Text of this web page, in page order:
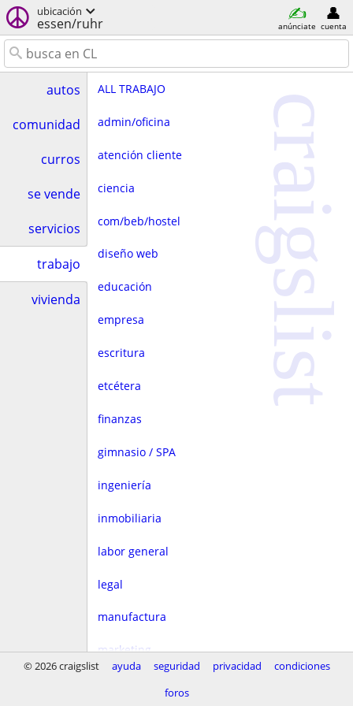
ubicación
essen/ruhr anúnciate cuenta
autos
comunidad
curros
se vende
servicios
trabajo
vivienda
ALL TRABAJO
admin/oficina
atención cliente
ciencia
com/beb/hostel
diseño web
educación
empresa
escritura
etcétera
finanzas
gimnasio / SPA
ingeniería
inmobiliaria
labor general
legal
manufactura
marketing
craigslist
© 2026 craigslist ayuda seguridad privacidad
condiciones
foros